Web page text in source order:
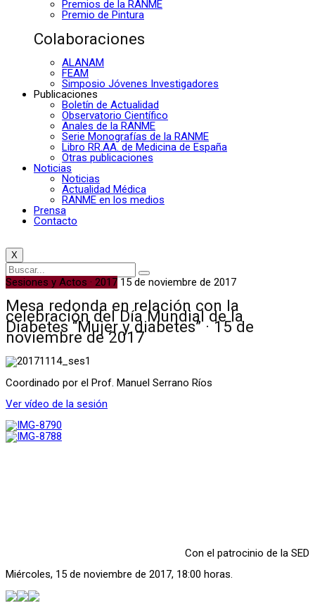
Premios de la RANME
Premio de Pintura
Colaboraciones
ALANAM
FEAM
Simposio Jóvenes Investigadores
Publicaciones
Boletín de Actualidad
Observatorio Científico
Anales de la RANME
Serie Monografías de la RANME
Libro RR.AA. de Medicina de España
Otras publicaciones
Noticias
Noticias
Actualidad Médica
RANME en los medios
Prensa
Contacto
X
Sesiones y Actos · 2017 15 de noviembre de 2017
Mesa redonda en relación con la
celebración del Día Mundial de la
Diabetes “Mujer y diabetes” · 15 de
noviembre de 2017
Coordinado por el Prof. Manuel Serrano Ríos
Ver vídeo de la sesión
Con el patrocinio de la SED
Miércoles, 15 de noviembre de 2017, 18:00 horas.